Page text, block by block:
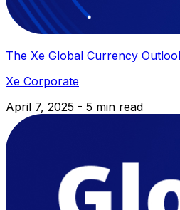
The Xe Global Currency
Xe Corporate
April 7, 2025 - 5 min read